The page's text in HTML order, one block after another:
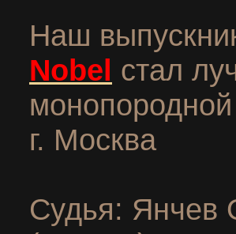
Наш
Nobel стал
г. Москва
Судья: Янчев